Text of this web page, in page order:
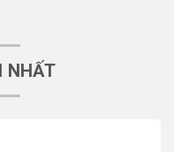
NHẤT